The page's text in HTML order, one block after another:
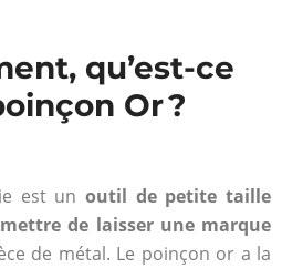
qu’est-ce
Or ?
est un outil de petite taille
de laisser une marque
de métal. Le poinçon or a la